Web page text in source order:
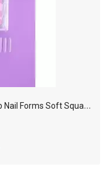
В
ерхні форми для моделювання Top Nail Forms Soft Square (м'який квадрат) DNKa,120pcs